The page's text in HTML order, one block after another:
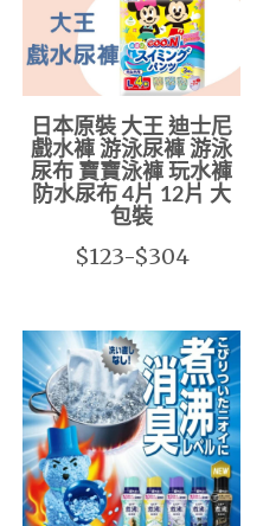
日本原裝 大王 迪士尼
戲水褲 游泳尿褲 游泳
尿布 寶寶泳褲 玩水褲
防水尿布 4片 12片 大
包裝
$123-$304